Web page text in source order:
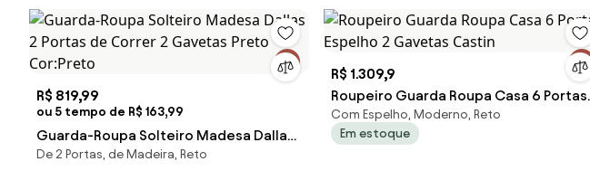
R$ 819,99
ou 5 tempo de R$ 163,99
Guarda-Roupa Solteiro Madesa Dallas
2 Portas de Correr 2 Gavetas Preto
De 2 Portas, de Madeira, Reto
R$ 1.309,9
Roupeiro Guarda Roupa Casa 6 Portas
Espelho 2 Gavetas Castin
Com Espelho, Moderno, Reto
Em estoque